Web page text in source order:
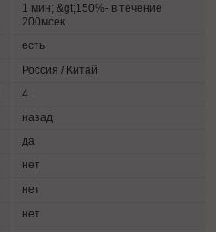
1 мин; &gt;150%- в течение
200мсек
есть
Россия / Китай
4
назад
да
нет
нет
нет